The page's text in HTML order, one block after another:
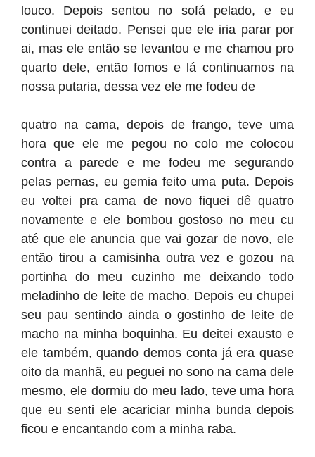
louco. Depois sentou no sofá pelado, e eu
continuei deitado. Pensei que ele iria parar por
ai, mas ele então se levantou e me chamou pro
quarto dele, então fomos e lá continuamos na
nossa putaria, dessa vez ele me fodeu de
quatro na cama, depois de frango, teve uma
hora que ele me pegou no colo me colocou
contra a parede e me fodeu me segurando
pelas pernas, eu gemia feito uma puta. Depois
eu voltei pra cama de novo fiquei dê quatro
novamente e ele bombou gostoso no meu cu
até que ele anuncia que vai gozar de novo, ele
então tirou a camisinha outra vez e gozou na
portinha do meu cuzinho me deixando todo
meladinho de leite de macho. Depois eu chupei
seu pau sentindo ainda o gostinho de leite de
macho na minha boquinha. Eu deitei exausto e
ele também, quando demos conta já era quase
oito da manhã, eu peguei no sono na cama dele
mesmo, ele dormiu do meu lado, teve uma hora
que eu senti ele acariciar minha bunda depois
ficou e encantando com a minha raba.